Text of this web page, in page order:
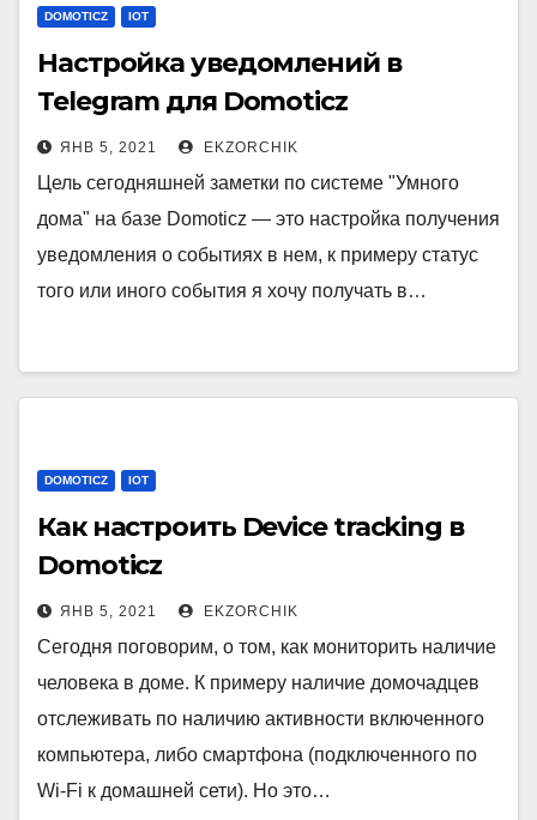
DOMOTICZ IOT
Настройка уведомлений в
Telegram для Domoticz
ЯНВ 5, 2021 EKZORCHIK
Цель сегодняшней заметки по системе "Умного
дома" на базе Domoticz — это настройка получения
уведомления о событиях в нем, к примеру статус
того или иного события я хочу получать в…
DOMOTICZ IOT
Как настроить Device tracking в
Domoticz
ЯНВ 5, 2021 EKZORCHIK
Сегодня поговорим, о том, как мониторить наличие
человека в доме. К примеру наличие домочадцев
отслеживать по наличию активности включенного
компьютера, либо смартфона (подключенного по
Wi-Fi к домашней сети). Но это…